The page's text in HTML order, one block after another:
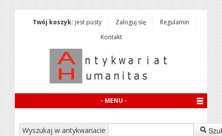
Twój koszyk: jest pusty Zaloguj się
Regulamin
Kontakt
- MENU -
Wyszukaj w antykwariacie